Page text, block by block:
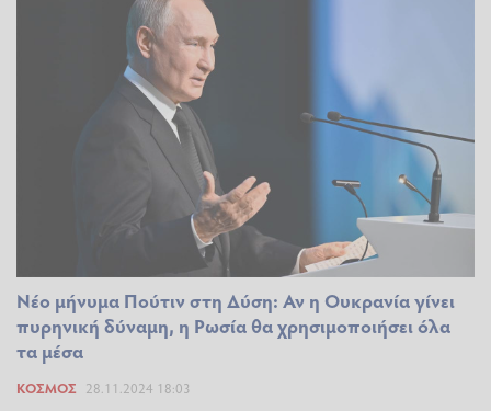
Νέο μήνυμα Πούτιν στη Δύση: Αν η Ουκρανία γίνει
πυρηνική δύναμη, η Ρωσία θα χρησιμοποιήσει όλα
τα μέσα
ΚΌΣΜΟΣ 28.11.2024 18:03